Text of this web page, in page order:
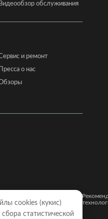
Видеообзор обслуживания
и ремонт
Пресса о нас
сайта
cookies (кукиc)
статистической